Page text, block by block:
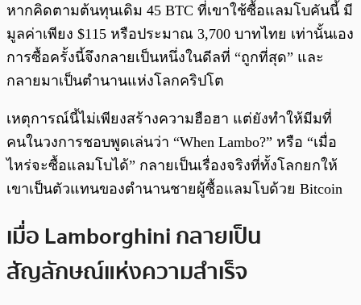
หากคิดตามต้นทุนเดิม 45 BTC ที่เขาใช้ซื้อแลมโบคันนี้ มี
มูลค่าเพียง $115 หรือประมาณ 3,700 บาทไทย เท่านั้นเอง
การซื้อครั้งนี้จึงกลายเป็นหนึ่งในดีลที่ “ถูกที่สุด” และ
กลายมาเป็นตำนานแห่งโลกคริปโต
เหตุการณ์นี้ไม่เพียงสร้างความฮือฮา แต่ยังทำให้มีมที่
คนในวงการชอบพูดเล่นว่า “When Lambo?” หรือ “เมื่อ
ไหร่จะซื้อแลมโบได้” กลายเป็นเรื่องจริงที่ทั้งโลกยกให้
เขาเป็นตัวแทนของตำนานชายผู้ซื้อแลมโบด้วย Bitcoin
เมื่อ Lamborghini กลายเป็น
สัญลักษณ์แห่งความสำเร็จ